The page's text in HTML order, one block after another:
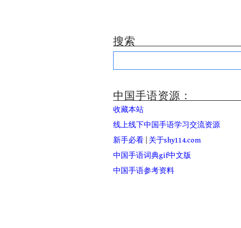
搜索
Search
中国手语资源：
收藏本站
线上线下中国手语学习交流资源
新手必看
关于shy114.com
中国手语词典gif中文版
中国手语参考资料